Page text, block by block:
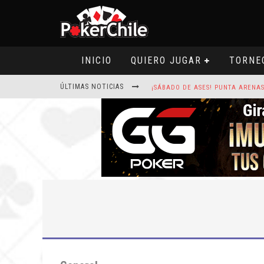
INICIO QUIERO JUGAR
ÚLTIMAS NOTICIAS
ROAD TO CLSOP PUERTO PLATA,